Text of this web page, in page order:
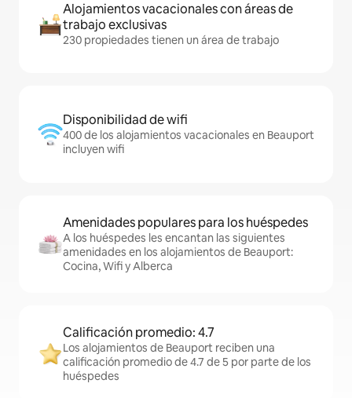
Alojamientos vacacionales con áreas de
trabajo exclusivas
230 propiedades tienen un área de trabajo
Disponibilidad de wifi
400 de los alojamientos vacacionales en Beauport
incluyen wifi
Amenidades populares para los huéspedes
A los huéspedes les encantan las siguientes
amenidades en los alojamientos de Beauport:
Cocina, Wifi y Alberca
Calificación promedio: 4.7
Los alojamientos de Beauport reciben una
calificación promedio de 4.7 de 5 por parte de los
huéspedes